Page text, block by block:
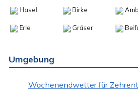
Hasel Birke
Erle Gräser
Umgebung
Wochenendwetter für